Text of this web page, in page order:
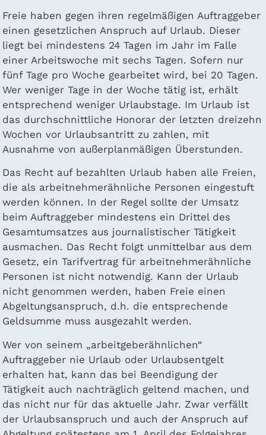
Freie haben gegen ihren regelmäßigen Auftraggeber
einen gesetzlichen Anspruch auf Urlaub. Dieser
liegt bei mindestens 24 Tagen im Jahr im Falle
einer Arbeitswoche mit sechs Tagen. Sofern nur
fünf Tage pro Woche gearbeitet wird, bei 20 Tagen.
Wer weniger Tage in der Woche tätig ist, erhält
entsprechend weniger Urlaubstage. Im Urlaub ist
das durchschnittliche Honorar der letzten dreizehn
Wochen vor Urlaubsantritt zu zahlen, mit
Ausnahme von außerplanmäßigen Überstunden.
Das Recht auf bezahlten Urlaub haben alle Freien,
die als arbeitnehmerähnliche Personen eingestuft
werden können. In der Regel sollte der Umsatz
beim Auftraggeber mindestens ein Drittel des
Gesamtumsatzes aus journalistischer Tätigkeit
ausmachen. Das Recht folgt unmittelbar aus dem
Gesetz, ein Tarifvertrag für arbeitnehmerähnliche
Personen ist nicht notwendig. Kann der Urlaub
nicht genommen werden, haben Freie einen
Abgeltungsanspruch, d.h. die entsprechende
Geldsumme muss ausgezahlt werden.
Wer von seinem „arbeitgeberähnlichen“
Auftraggeber nie Urlaub oder Urlaubsentgelt
erhalten hat, kann das bei Beendigung der
Tätigkeit auch nachträglich geltend machen, und
das nicht nur für das aktuelle Jahr. Zwar verfällt
der Urlaubsanspruch und auch der Anspruch auf